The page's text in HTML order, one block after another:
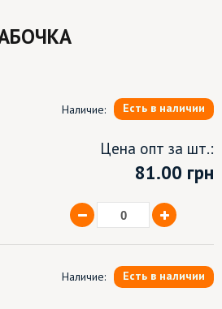
Наличие: Есть в наличии
Цена опт за шт.:
81.00 грн
Наличие: Есть в наличии